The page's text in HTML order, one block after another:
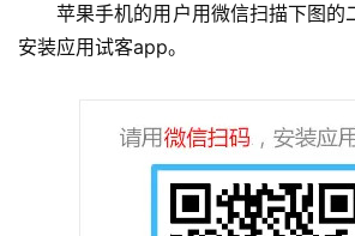
苹果手机的用户用微信扫描下图的
安装应用试客app。